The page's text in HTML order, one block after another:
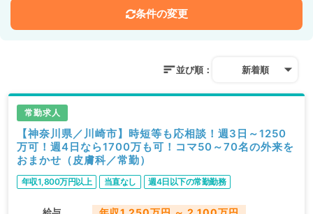
条件の変更
並び順： 新着順
常勤求人
【神奈川県／川崎市】時短等も応相談！週3日～1250
万可！週4日なら1700万も可！コマ50～70名の外来を
おまかせ（皮膚科／常勤）
年収1,800万円以上 当直なし 週4日以下の常勤勤務